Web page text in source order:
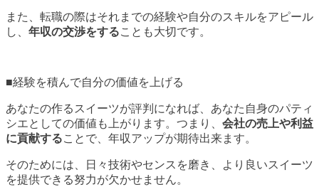
また、転職の際はそれまでの経験や自分のスキルをアピール
し、 年収の交渉をすることも大切です。
■経験を積んで自分の価値を上げる
あなたの作るスイーツが評判になれば、あなた自身のパティ
シエとしての価値も上がります。つまり、 会社の売上や利益
に貢献することで、年収アップが期待出来ます。
そのためには、日々技術やセンスを磨き、より良いスイーツ
を提供できる努力が欠かせません。